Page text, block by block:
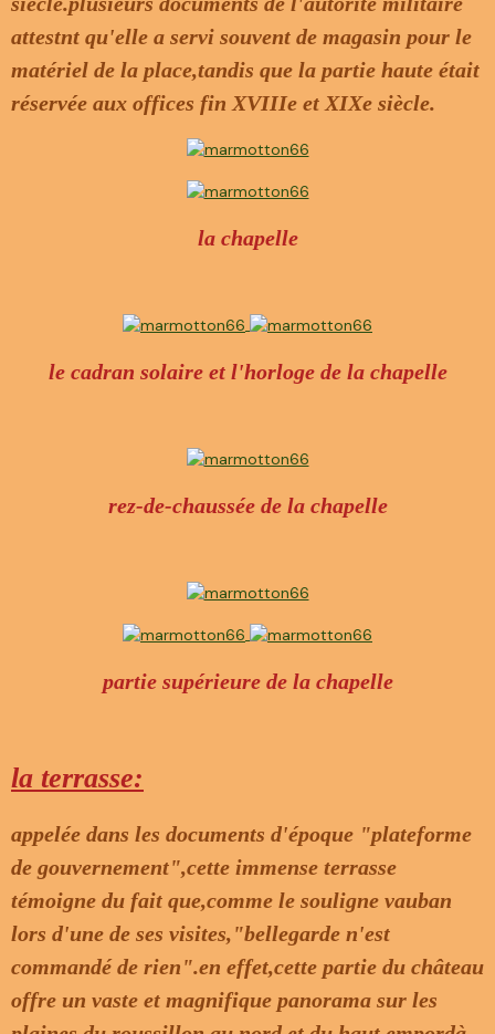
attestnt qu'elle a servi souvent de magasin pour le
matériel de la place,tandis que la partie haute était
réservée aux offices fin XVIIIe et XIXe siècle.
la chapelle
le cadran solaire et l'horloge de la chapelle
rez-de-chaussée de la chapelle
partie supérieure de la chapelle
la terrasse:
appelée dans les documents d'époque "plateforme
de gouvernement",cette immense terrasse
témoigne du fait que,comme le souligne vauban
lors d'une de ses visites,"bellegarde n'est
commandé de rien".en effet,cette partie du château
offre un vaste et magnifique panorama sur les